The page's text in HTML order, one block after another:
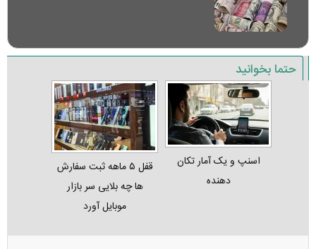
حتما بخوانید
اسنپ و یک آمار تکان‌
دهنده
قفل ۵ ماهه ثبت‌ سفارش‌
ها چه بلایی سر بازار
موبایل آورد